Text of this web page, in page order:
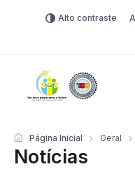
Alto contraste
Notícias
Página Inicial Geral